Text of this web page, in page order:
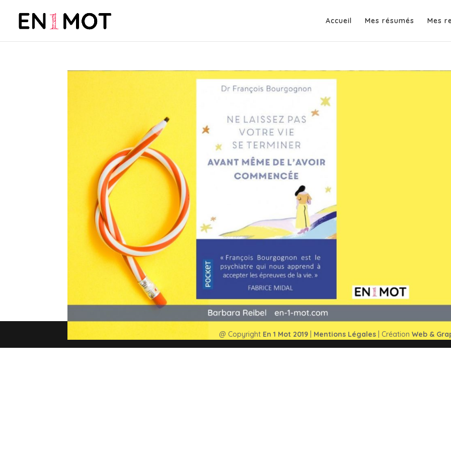
Accueil Mes résumés Mes
Ne laissez pas votre vie se terminer avant même de l’avoir
commencée par le Dr François Bourgognon
Barbara Reibel Mar 13, 2020|Art & méthode ,Psycho
Ne laissez pas votre vie se terminer avant même de l’avoir commencée par le Dr François Bourgognon Psycho Art &
méthode 12 mars 2020 TweetezEnregistrerPartagez55 Partages Temps de lecture moyen : 4 min 4 Dans notre vie,
une erreur de considérer nos...
@ Copyright En 1 Mot 2019 Mentions Légales| Création Web &